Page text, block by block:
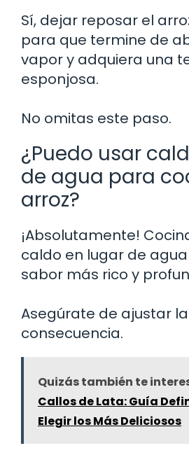
Sí, dejar reposar el
para que termine de
vapor y adquiera una
esponjosa.
No omitas este paso.
¿Puedo usar
de agua para
arroz?
¡Absolutamente!
caldo en lugar de
sabor más rico y
Asegúrate de ajustar
consecuencia.
Quizás también te
Callos de Lata: Guía
Elegir los Más Deliciosos